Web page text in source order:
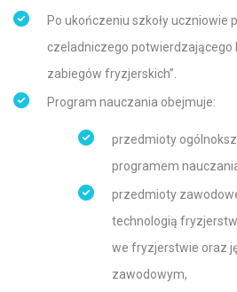
Po ukończeniu szkoły uczniowie
czeladniczego potwierdzającego
zabiegów fryzjerskich”.
Program nauczania obejmuje:
przedmioty
programem
przedmioty
technologią
we fryzjerstwie oraz
zawodowym,